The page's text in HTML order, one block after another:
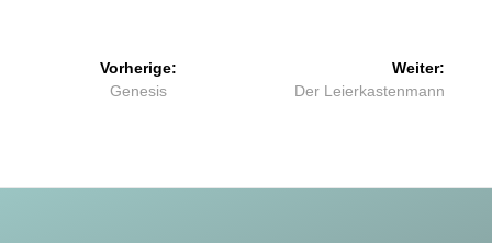
Beitragsnavigation
Vorherige:
Vorheriger
Genesis
Weiter:
Nächster
Der Leierkastenmann